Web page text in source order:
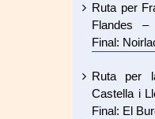
Ruta per
Flandes
Final:
Ruta per
Castella i
Final: El